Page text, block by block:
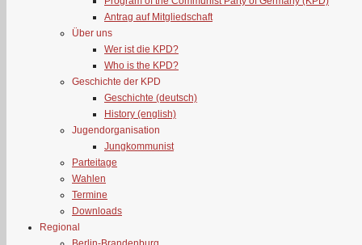
Antrag auf Mitgliedschaft
Über uns
Wer ist die KPD?
Who is the KPD?
Geschichte der KPD
Geschichte (deutsch)
History (english)
Jugendorganisation
Jungkommunist
Parteitage
Wahlen
Termine
Downloads
Regional